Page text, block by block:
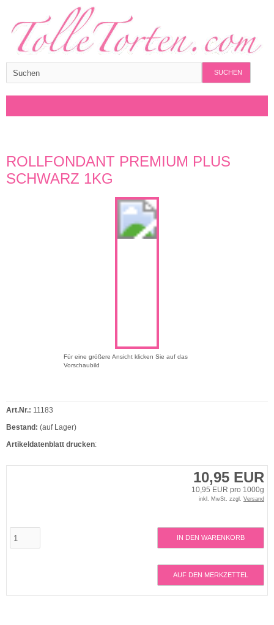
SUCHEN
ROLLFONDANT PREMIUM PLUS
SCHWARZ 1KG
Für eine größere Ansicht klicken Sie auf das
Vorschaubild
10,95 EUR
10,95 EUR pro 1000g
inkl. MwSt. zzgl. Versand
IN DEN WARENKORB
AUF DEN MERKZETTEL
Art.Nr.: 11183
Bestand: (auf Lager)
Artikeldatenblatt drucken: